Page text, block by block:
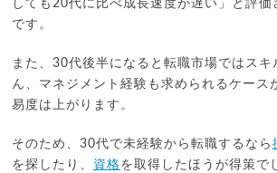
しても20代に比べ成長速度が遅い」と評価
です。
また、30代後半になると転職市場ではスキ
ん、マネジメント経験も求められるケース
易度は上がります。
そのため、30代で未経験から転職するなら
を探したり、 資格を取得したほうが得策で